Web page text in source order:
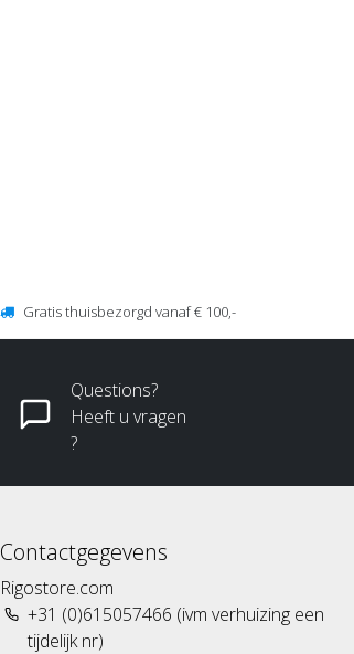
Gratis thuisbezorgd vanaf € 100,-
Questions?
Heeft u vragen
?
Contactgegevens
Rigostore.com
+31 (0)615057466 (ivm verhuizing een
tijdelijk nr)